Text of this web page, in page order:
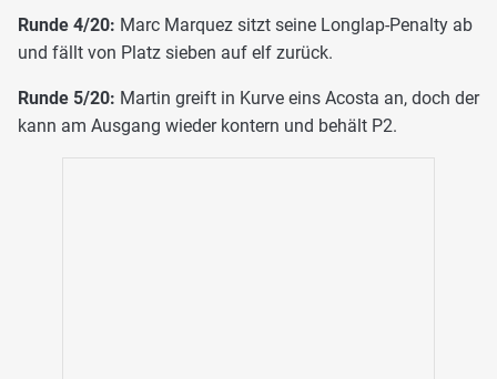
Runde 4/20: Marc Marquez sitzt seine Longlap-Penalty ab
und fällt von Platz sieben auf elf zurück.
Runde 5/20: Martin greift in Kurve eins Acosta an, doch der
kann am Ausgang wieder kontern und behält P2.